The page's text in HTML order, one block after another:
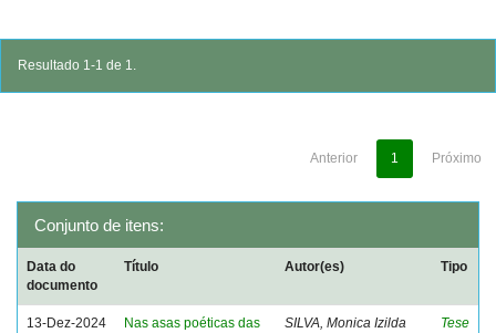
Resultado 1-1 de 1.
Anterior 1 Próximo
Conjunto de itens:
Data do
documento
Título Autor(es) Tipo
13-Dez-2024
Nas asas poéticas das
SILVA, Monica Izilda Tese